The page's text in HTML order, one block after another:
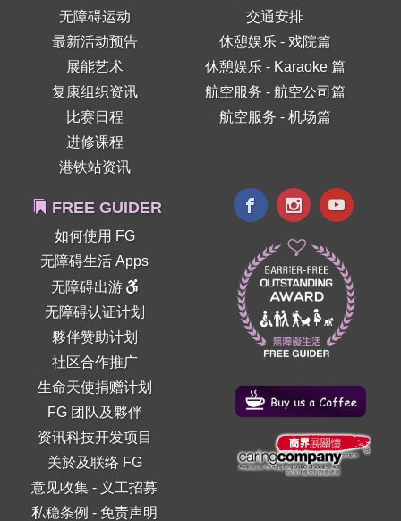
无障碍运动
最新活动预告
展能艺术
复康组织资讯
比赛日程
进修课程
港铁站资讯
交通安排
休憩娱乐 - 戏院篇
休憩娱乐 - Karaoke 篇
航空服务 - 航空公司篇
航空服务 - 机场篇
FREE GUIDER
如何使用 FG
无障碍生活 Apps
无障碍出游
无障碍认证计划
夥伴赞助计划
社区合作推广
生命天使捐赠计划
FG 团队及夥伴
资讯科技开发项目
关於及联络 FG
意见收集 - 义工招募
私稳条例 - 免责声明